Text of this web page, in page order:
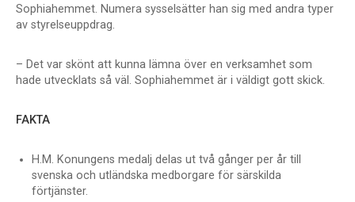
Sophiahemmet. Numera sysselsätter han sig med andra typer
av styrelseuppdrag.
– Det var skönt att kunna lämna över en verksamhet som
hade utvecklats så väl. Sophiahemmet är i väldigt gott skick.
FAKTA
H.M. Konungens medalj delas ut två gånger per år till
svenska och utländska medborgare för särskilda
förtjänster.